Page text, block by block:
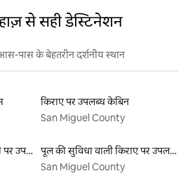
से सही डेस्टिनेशन
पास के बेहतरीन दर्शनीय स्थान
किराए पर उपलब्ध केबिन
San Miguel County
सॉना की सुविधा वाली किराये पर उपलब्ध लिस्टिंग
पूल की सुविधा वाली किराए पर उपलब्ध लिस्टिंग
San Miguel County